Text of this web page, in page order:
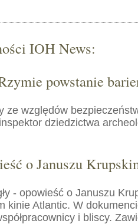
IOH News:
powstanie
ze względów
dziedzictwa
o Januszu
- opowieść o Januszu
kinie Atlantic. W
i bliscy.